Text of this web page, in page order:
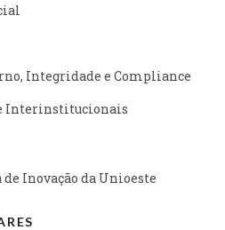
Integridade e Compliance
Interinstitucionais
Inovação da Unioeste